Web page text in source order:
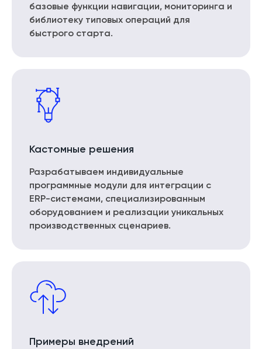
базовые функции навигации, мониторинга и
библиотеку типовых операций для
быстрого старта.
Кастомные решения
Разрабатываем индивидуальные
программные модули для интеграции с
ERP-системами, специализированным
оборудованием и реализации уникальных
производственных сценариев.
Примеры внедрений